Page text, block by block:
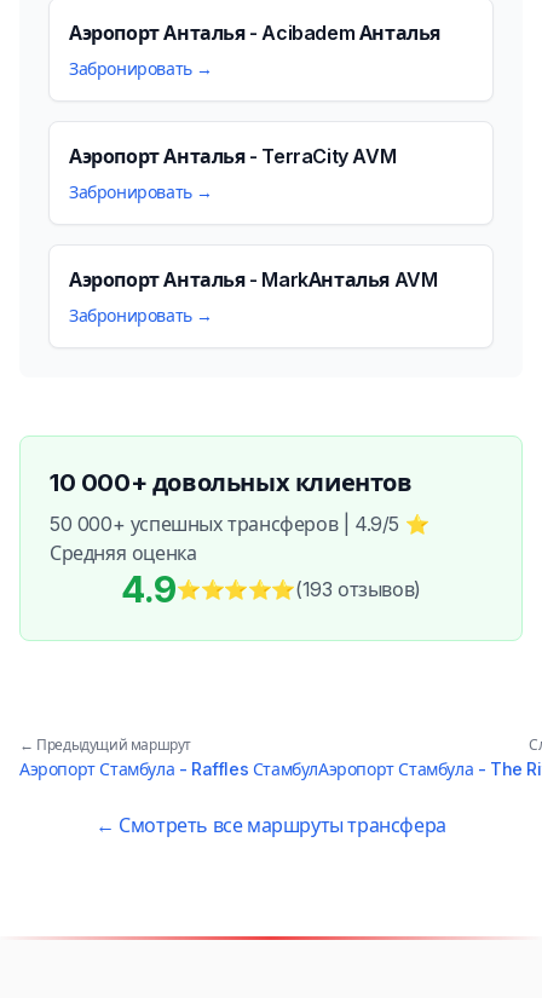
Аэропорт Анталья - Acibadem Анталья
Забронировать →
Аэропорт Анталья - TerraCity AVM
Забронировать →
Аэропорт Анталья - MarkАнталья AVM
Забронировать →
10 000+ довольных клиентов
50 000+ успешных трансферов | 4.9/5 ⭐
Средняя оценка
4.9⭐⭐⭐⭐⭐(193 отзывов)
← Предыдущий маршрут
Аэропорт Стамбула - Raffles СтамбулАэропорт Стамбула - The
← Смотреть все маршруты трансфера